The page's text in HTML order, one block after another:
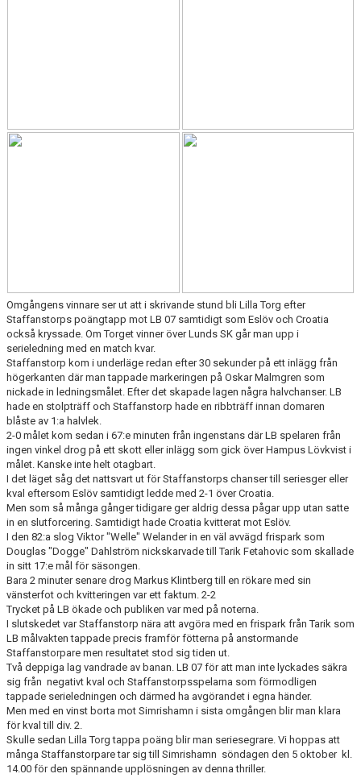
Omgångens vinnare ser ut att i skrivande stund bli Lilla Torg efter
Staffanstorps poängtapp mot LB 07 samtidigt som Eslöv och Croatia
också kryssade. Om Torget vinner över Lunds SK går man upp i
serieledning med en match kvar.
Staffanstorp kom i underläge redan efter 30 sekunder på ett inlägg från
högerkanten där man tappade markeringen på Oskar Malmgren som
nickade in ledningsmålet. Efter det skapade lagen några halvchanser. LB
hade en stolpträff och Staffanstorp hade en ribbträff innan domaren
blåste av 1:a halvlek.
2-0 målet kom sedan i 67:e minuten från ingenstans där LB spelaren från
ingen vinkel drog på ett skott eller inlägg som gick över Hampus Lövkvist i
målet. Kanske inte helt otagbart.
I det läget såg det nattsvart ut för Staffanstorps chanser till seriesger eller
kval eftersom Eslöv samtidigt ledde med 2-1 över Croatia.
Men som så många gånger tidigare ger aldrig dessa pågar upp utan satte
in en slutforcering. Samtidigt hade Croatia kvitterat mot Eslöv.
I den 82:a slog Viktor "Welle" Welander in en väl avvägd frispark som
Douglas "Dogge" Dahlström nickskarvade till Tarik Fetahovic som skallade
in sitt 17:e mål för säsongen.
Bara 2 minuter senare drog Markus Klintberg till en rökare med sin
vänsterfot och kvitteringen var ett faktum. 2-2
Trycket på LB ökade och publiken var med på noterna.
I slutskedet var Staffanstorp nära att avgöra med en frispark från Tarik som
LB målvakten tappade precis framför fötterna på anstormande
Staffanstorpare men resultatet stod sig tiden ut.
Två deppiga lag vandrade av banan. LB 07 för att man inte lyckades säkra
sig från negativt kval och Staffanstorpsspelarna som förmodligen
tappade serieledningen och därmed ha avgörandet i egna händer.
Men med en vinst borta mot Simrishamn i sista omgången blir man klara
för kval till div. 2.
Skulle sedan Lilla Torg tappa poäng blir man seriesegrare. Vi hoppas att
många Staffanstorpare tar sig till Simrishamn söndagen den 5 oktober kl.
14.00 för den spännande upplösningen av denna thriller.